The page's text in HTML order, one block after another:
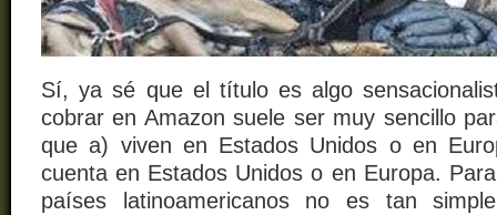
Sí, ya sé que el título es algo
cobrar en Amazon suele ser muy sencillo
que a) viven en Estados Unidos o en
cuenta en Estados Unidos o en Europa.
países latinoamericanos no es tan